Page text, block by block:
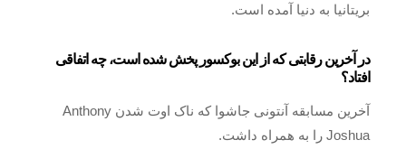
بریتانیا به دنیا آمده است.
در آخرین رقابتی که از این بوکسور پخش شده است، چه اتفاقی
افتاد؟
آخرین مسابقه آنتونی جاشوا که ناک اوت شدن Anthony
Joshua را به همراه داشت.